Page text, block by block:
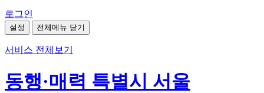
로그인
설정 전체메뉴 닫기
서비스 전체보기
동행·매력 특별시 서울